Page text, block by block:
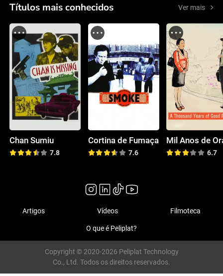
Títulos mais conhecidos Ver mais
Chan Sumiu
7.8
Cortina de Fumaça
7.6 6.7
Artigos Vídeos Filmoteca
O que é Peliplat?
Copyright © 2020-2026 Peliplat Technology
Co., Ltd. Todos os direitos reservados.